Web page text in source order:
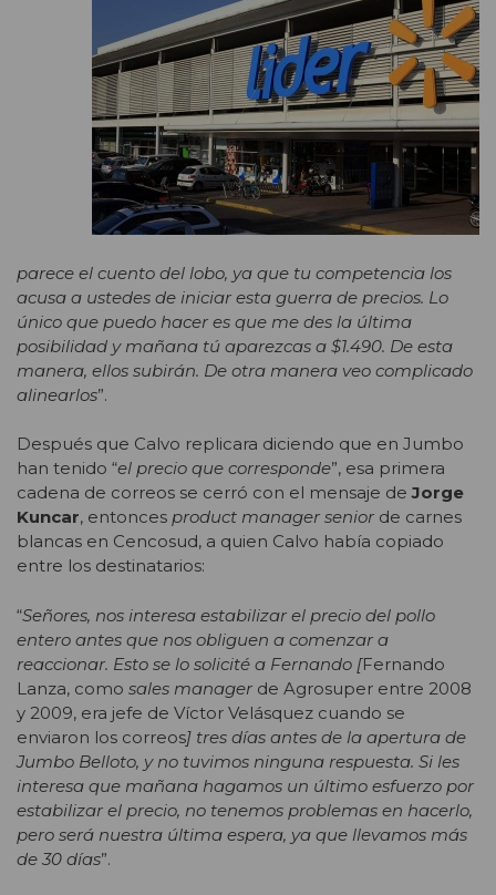
parece el cuento del lobo, ya que tu competencia los
acusa a ustedes de iniciar esta guerra de precios. Lo
único que puedo hacer es que me des la última
posibilidad y mañana tú aparezcas a $1.490. De esta
manera, ellos subirán. De otra manera veo complicado
alinearlos”.
Después que Calvo replicara diciendo que en Jumbo
han tenido “el precio que corresponde”, esa primera
cadena de correos se cerró con el mensaje deJorge
Kuncar, entonces product manager senior de carnes
blancas en Cencosud, a quien Calvo había copiado
entre los destinatarios:
“Señores, nos interesa estabilizar el precio del pollo
entero antes que nos obliguen a comenzar a
reaccionar. Esto se lo solicité a Fernando [Fernando
Lanza, como sales manager de Agrosuper entre 2008
y 2009, era jefe de Víctor Velásquez cuando se
enviaron los correos] tres días antes de la apertura de
Jumbo Belloto, y no tuvimos ninguna respuesta. Si les
interesa que mañana hagamos un último esfuerzo por
estabilizar el precio, no tenemos problemas en hacerlo,
pero será nuestra última espera, ya que llevamos más
de 30 días”.